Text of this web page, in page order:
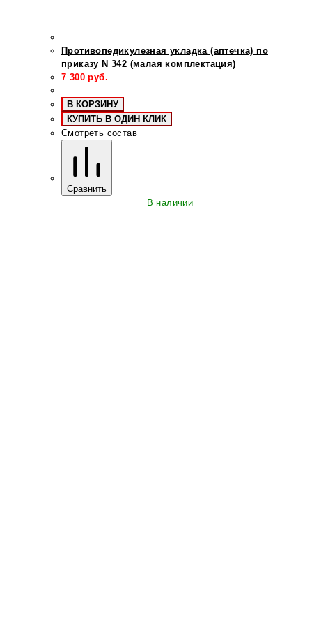
Противопедикулезная укладка (аптечка) по
приказу N 342 (малая комплектация)
7 300 руб.
В КОРЗИНУ
КУПИТЬ В ОДИН КЛИК
Смотреть состав
Сравнить
В наличии